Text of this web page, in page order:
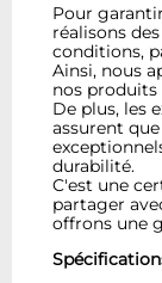
Pour
réalisons
conditions,
Ainsi, nous
nos
De plus, les
assurent
durabilité.
C'est une
partager
offrons une